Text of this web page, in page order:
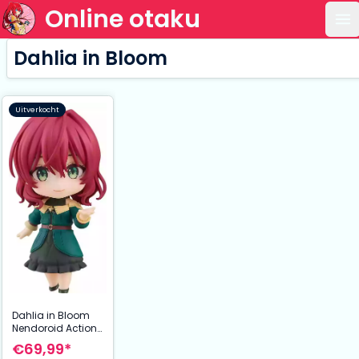
Online otaku
Dahlia in Bloom
Uitverkocht
Dahlia in Bloom
Nendoroid Action
Figure Kazama
Iroha 10 cm
€69,99*